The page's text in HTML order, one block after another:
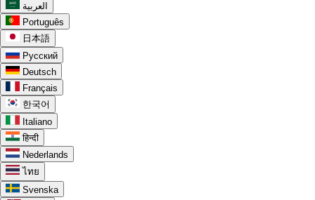
العربية
Português
日本語
Русский
Deutsch
Français
한국어
Italiano
हिन्दी
Nederlands
ไทย
Svenska